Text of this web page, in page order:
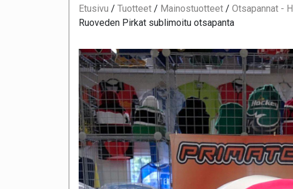
Etusivu / Tuotteet / Mainostuotteet / Otsapannat -
Ruoveden Pirkat sublimoitu otsapanta